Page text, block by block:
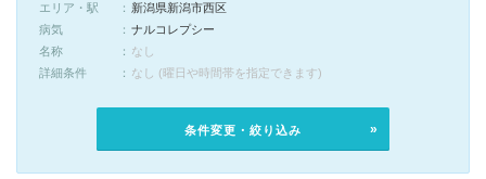
エリア・駅
新潟県新潟市西区
病気
ナルコレプシー
名称
なし
詳細条件
なし (曜日や時間帯を指定できます)
条件変更・絞り込み